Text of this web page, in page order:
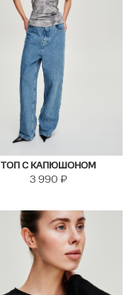
ТОП С КАПЮШОНОМ
3 990 ₽